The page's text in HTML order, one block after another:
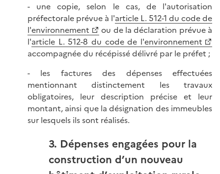
- une copie, selon le cas, de l'autorisation
préfectorale prévue à l'article L. 512-1 du code de
l'environnement
ou de la déclaration prévue à
l'article L. 512-8 du code de l'environnement
accompagnée du récépissé délivré par le préfet ;
- les factures des dépenses effectuées
mentionnant distinctement les travaux
obligatoires, leur description précise et leur
montant, ainsi que la désignation des immeubles
sur lesquels ils sont réalisés.
3. Dépenses engagées pour la
construction d’un nouveau